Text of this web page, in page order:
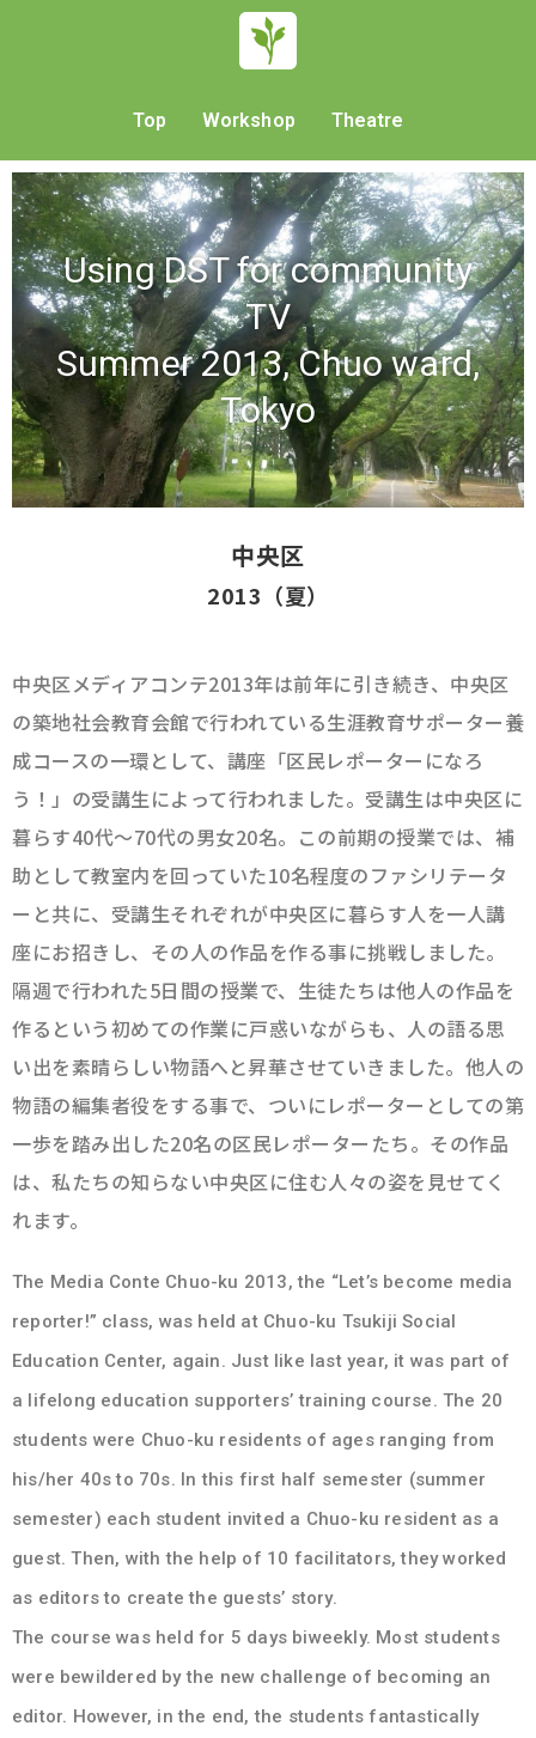
Top Workshop Theatre
Using DST for community
TV
Summer 2013, Chuo ward,
Tokyo
中央区
2013（夏）
中央区メディアコンテ2013年は前年に引き続き、中央区
の築地社会教育会館で行われている生涯教育サポーター養
成コースの一環として、講座「区民レポーターになろ
う！」の受講生によって行われました。受講生は中央区に
暮らす40代〜70代の男女20名。この前期の授業では、補
助として教室内を回っていた10名程度のファシリテータ
ーと共に、受講生それぞれが中央区に暮らす人を一人講
座にお招きし、その人の作品を作る事に挑戦しました。
隔週で行われた5日間の授業で、生徒たちは他人の作品を
作るという初めての作業に戸惑いながらも、人の語る思
い出を素晴らしい物語へと昇華させていきました。他人の
物語の編集者役をする事で、ついにレポーターとしての第
一歩を踏み出した20名の区民レポーターたち。その作品
は、私たちの知らない中央区に住む人々の姿を見せてく
れます。
The Media Conte Chuo-ku 2013, the “Let’s become media
reporter!” class, was held at Chuo-ku Tsukiji Social
Education Center, again. Just like last year, it was part of
a lifelong education supporters’ training course. The 20
students were Chuo-ku residents of ages ranging from
his/her 40s to 70s. In this first half semester (summer
semester) each student invited a Chuo-ku resident as a
guest. Then, with the help of 10 facilitators, they worked
as editors to create the guests’ story.
The course was held for 5 days biweekly. Most students
were bewildered by the new challenge of becoming an
editor. However, in the end, the students fantastically